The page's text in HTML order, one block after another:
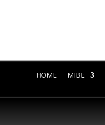
HOME MIBE